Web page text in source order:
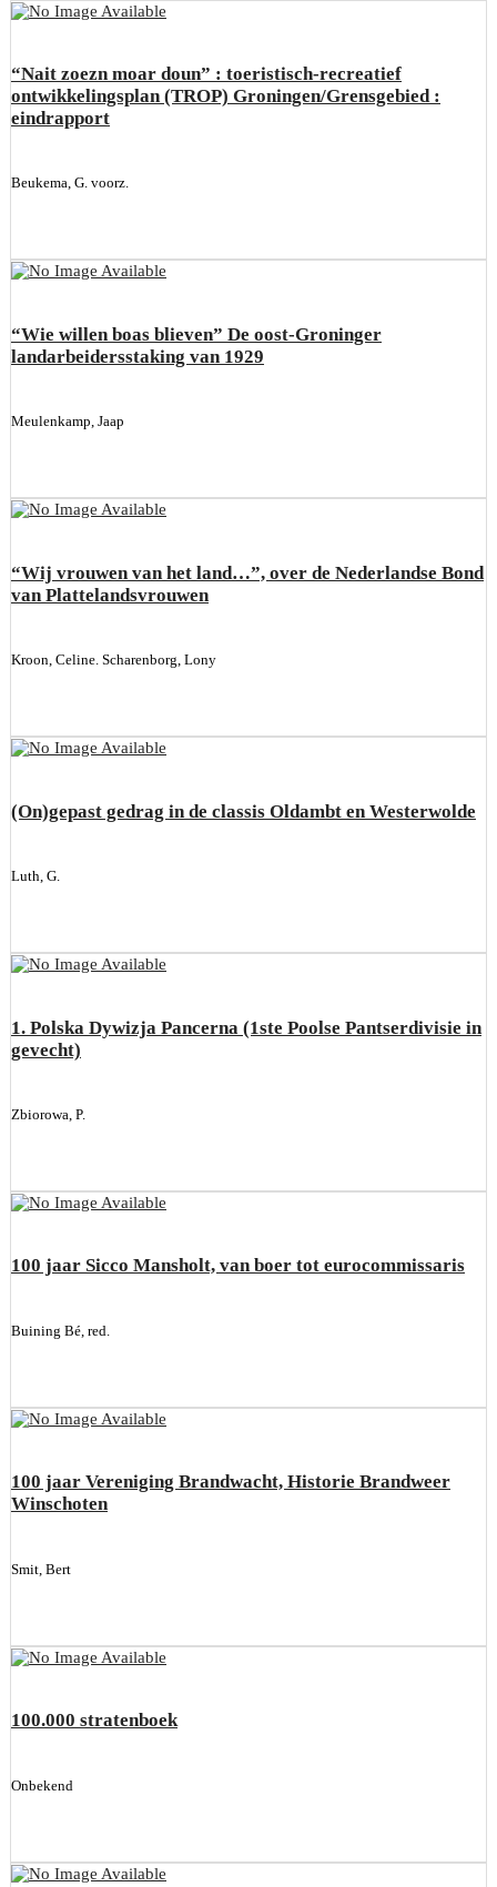
“Nait zoezn moar doun” : toeristisch-recreatief
ontwikkelingsplan (TROP) Groningen/Grensgebied :
eindrapport
Beukema, G. voorz.
“Wie willen boas blieven” De oost-Groninger
landarbeidersstaking van 1929
Meulenkamp, Jaap
“Wij vrouwen van het land…”, over de Nederlandse Bond
van Plattelandsvrouwen
Kroon, Celine. Scharenborg, Lony
(On)gepast gedrag in de classis Oldambt en Westerwolde
Luth, G.
1. Polska Dywizja Pancerna (1ste Poolse Pantserdivisie in
gevecht)
Zbiorowa, P.
100 jaar Sicco Mansholt, van boer tot eurocommissaris
Buining Bé, red.
100 jaar Vereniging Brandwacht, Historie Brandweer
Winschoten
Smit, Bert
100.000 stratenboek
Onbekend